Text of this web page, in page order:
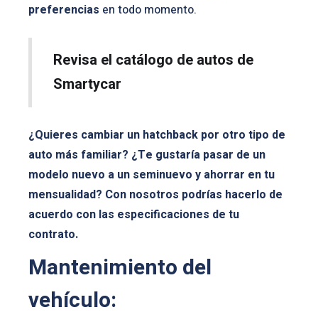
preferencias en todo momento.
Revisa el catálogo de autos de
Smartycar
¿Quieres cambiar un hatchback por otro tipo de
auto más familiar? ¿Te gustaría pasar de un
modelo nuevo a un seminuevo y ahorrar en tu
mensualidad? Con nosotros podrías hacerlo de
acuerdo con las especificaciones de tu
contrato.
Mantenimiento del
vehículo: